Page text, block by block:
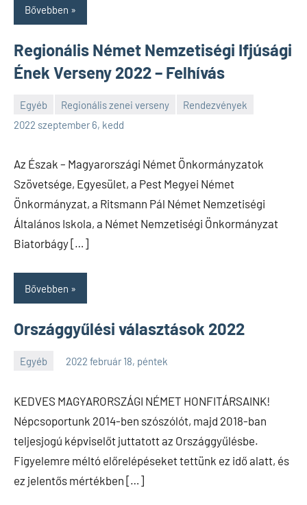
Bővebben
Regionális Német Nemzetiségi Ifjúsági
Ének Verseny 2022 – Felhívás
Egyéb Regionális zenei verseny
Rendezvények
2022 szeptember 6, kedd
SPC
Az Észak – Magyarországi Német Önkormányzatok
Szövetsége, Egyesület, a Pest Megyei Német
Önkormányzat, a Ritsmann Pál Német Nemzetiségi
Általános Iskola, a Német Nemzetiségi Önkormányzat
Biatorbágy […]
Bővebben
Országgyűlési választások 2022
Egyéb 2022 február 18, péntek
SPC
KEDVES MAGYARORSZÁGI NÉMET HONFITÁRSAINK!
Népcsoportunk 2014-ben szószólót, majd 2018-ban
teljesjogú képviselőt juttatott az Országgyűlésbe.
Figyelemre méltó előrelépéseket tettünk ez idő alatt, és
ez jelentős mértékben […]